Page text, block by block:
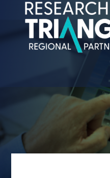
コンテンツにスキップ